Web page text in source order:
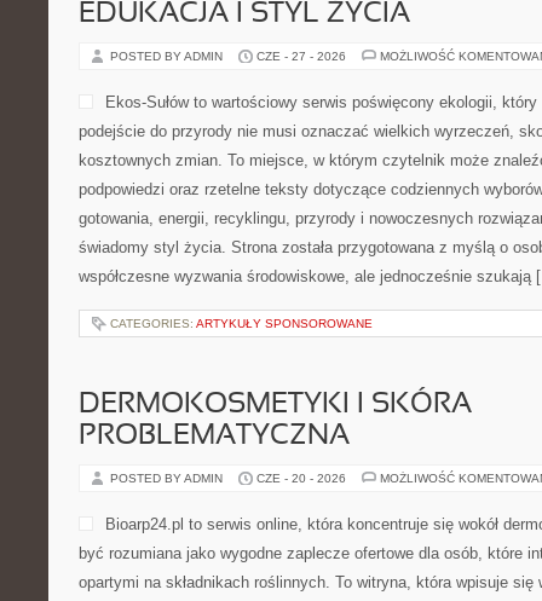
EDUKACJA I STYL ŻYCIA
POSTED BY ADMIN CZE - 27 - 2026 MOŻLIWOŚĆ
Ekos-Sułów to wartościowy serwis poświęcony ekologii,
podejście do przyrody nie musi oznaczać wielkich wyrzeczeń,
kosztownych zmian. To miejsce, w którym czytelnik może
podpowiedzi oraz rzetelne teksty dotyczące codziennych
gotowania, energii, recyklingu, przyrody i nowoczesnych
świadomy styl życia. Strona została przygotowana z myślą o
współczesne wyzwania środowiskowe, ale jednocześnie
CATEGORIES: ARTYKUŁY SPONSOROWANE
DERMOKOSMETYKI I SKÓRA
PROBLEMATYCZNA
POSTED BY ADMIN CZE - 20 - 2026 MOŻLIWOŚĆ
Bioarp24.pl to serwis online, która koncentruje się wokół
być rozumiana jako wygodne zaplecze ofertowe dla osób, które
opartymi na składnikach roślinnych. To witryna, która wpisuje się